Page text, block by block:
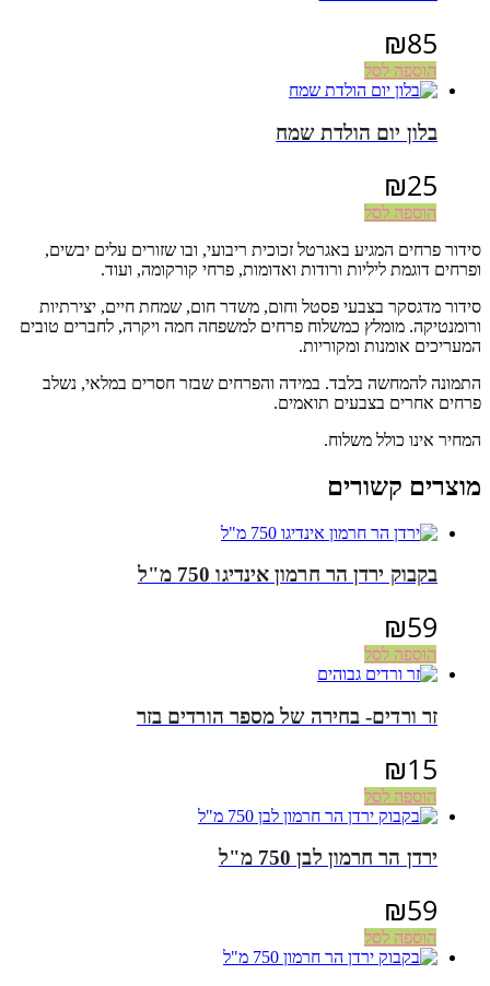
₪85
הוספה לסל
בלון יום הולדת שמח
₪25
הוספה לסל
סידור פרחים המגיע באגרטל זכוכית ריבועי, ובו שזורים עלים יבשים,
ופרחים דוגמת ליליות ורודות ואדומות, פרחי קורקומה, ועוד.
סידור מדגסקר בצבעי פסטל וחום, משדר חום, שמחת חיים, יצירתיות
ורומנטיקה. מומלץ כמשלוח פרחים למשפחה חמה ויקרה, לחברים טובים
המעריכים אומנות ומקוריות.
התמונה להמחשה בלבד. במידה והפרחים שבזר חסרים במלאי, נשלב
פרחים אחרים בצבעים תואמים.
המחיר אינו כולל משלוח.
מוצרים קשורים
בקבוק ירדן הר חרמון אינדיגו 750 מ"ל
₪59
הוספה לסל
זר ורדים- בחירה של מספר הורדים בזר
₪15
הוספה לסל
ירדן הר חרמון לבן 750 מ"ל
₪59
הוספה לסל